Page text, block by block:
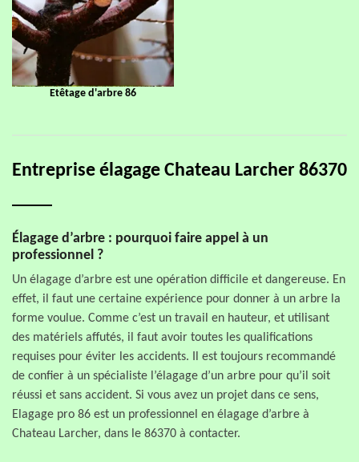
Etêtage d'arbre 86
Entreprise élagage Chateau Larcher 86370
Élagage d’arbre : pourquoi faire appel à un
professionnel ?
Un élagage d’arbre est une opération difficile et dangereuse. En
effet, il faut une certaine expérience pour donner à un arbre la
forme voulue. Comme c’est un travail en hauteur, et utilisant
des matériels affutés, il faut avoir toutes les qualifications
requises pour éviter les accidents. Il est toujours recommandé
de confier à un spécialiste l’élagage d’un arbre pour qu’il soit
réussi et sans accident. Si vous avez un projet dans ce sens,
Elagage pro 86 est un professionnel en élagage d’arbre à
Chateau Larcher, dans le 86370 à contacter.